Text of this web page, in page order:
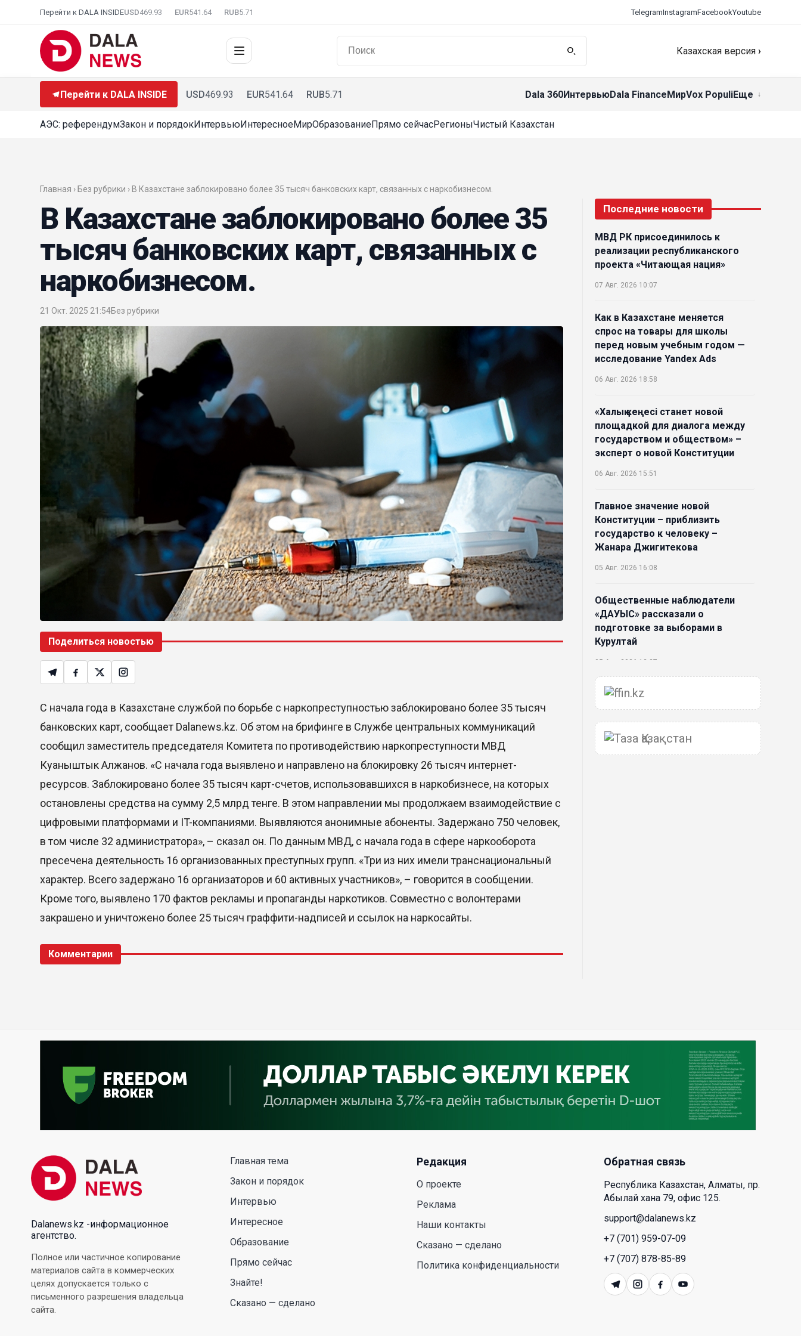
Перейти к DALA INSIDEUSD469.93 EUR541.64 RUB5.71 TelegramInstagramFacebookYoutube
Казахская версия ›
Перейти к DALA INSIDE USD469.93 EUR541.64 RUB5.71 Dala 360ИнтервьюDala FinanceМирVox PopuliЕще
АЭС: референдумЗакон и порядокИнтервьюИнтересноеМирОбразованиеПрямо сейчасРегионыЧистый Казахстан
Главная › Без рубрики › В Казахстане заблокировано более 35 тысяч банковских карт, связанных с наркобизнесом.
В Казахстане заблокировано более 35
тысяч банковских карт, связанных с
наркобизнесом.
21 Окт. 2025 21:54Без рубрики
Поделиться новостью
С начала года в Казахстане службой по борьбе с наркопреступностью заблокировано более 35 тысяч
банковских карт, сообщает Dalanews.kz. Об этом на брифинге в Службе центральных коммуникаций
сообщил заместитель председателя Комитета по противодействию наркопреступности МВД
Куаныштык Алжанов. «С начала года выявлено и направлено на блокировку 26 тысяч интернет-
ресурсов. Заблокировано более 35 тысяч карт-счетов, использовавшихся в наркобизнесе, на которых
остановлены средства на сумму 2,5 млрд тенге. В этом направлении мы продолжаем взаимодействие с
цифровыми платформами и IT-компаниями. Выявляются анонимные абоненты. Задержано 750 человек,
в том числе 32 администратора», – сказал он. По данным МВД, с начала года в сфере наркооборота
пресечена деятельность 16 организованных преступных групп. «Три из них имели транснациональный
характер. Всего задержано 16 организаторов и 60 активных участников», – говорится в сообщении.
Кроме того, выявлено 170 фактов рекламы и пропаганды наркотиков. Совместно с волонтерами
закрашено и уничтожено более 25 тысяч граффити-надписей и ссылок на наркосайты.
Комментарии
Последние новости
МВД РК присоединилось к
реализации республиканского
проекта «Читающая нация»
07 Авг. 2026 10:07
Как в Казахстане меняется
спрос на товары для школы
перед новым учебным годом —
исследование Yandex Ads
06 Авг. 2026 18:58
«Халық кеңесі станет новой
площадкой для диалога между
государством и обществом» –
эксперт о новой Конституции
06 Авг. 2026 15:51
Главное значение новой
Конституции – приблизить
государство к человеку –
Жанара Джигитекова
05 Авг. 2026 16:08
Общественные наблюдатели
«ДАУЫС» рассказали о
подготовке за выборами в
Курултай
05 Авг. 2026 12:27
Новая глава для Xiaomi EV:
Xiaomi представила техническую
архитектуру Xiaomi Kunlun и
серию Xiaomi SkyNomad
04 Авг. 2026 18:35
строительство индустриально-
деревообрабатывающего парка
полного цикла «EcoForest»
30 Июл. 2026 14:05
создать дома пространство, где
действительно легче дышать
29 Июл. 2026 12:18
HONOR расширяет стратегию
бизнеса и переходит к развитию
экосистемы устройств с
искусственным интеллектом
28 Июл. 2026 10:39
Dalanews.kz -информационное
агентство.
Полное или частичное копирование
материалов сайта в коммерческих
целях допускается только с
письменного разрешения владельца
сайта.
Главная тема
Закон и порядок
Интервью
Интересное
Образование
Прямо сейчас
Знайте!
Сказано — сделано
Редакция
О проекте
Реклама
Наши контакты
Сказано — сделано
Политика конфиденциальности
Обратная связь
Республика Казахстан, Алматы, пр.
Абылай хана 79, офис 125.
support@dalanews.kz
+7 (701) 959-07-09
+7 (707) 878-85-89